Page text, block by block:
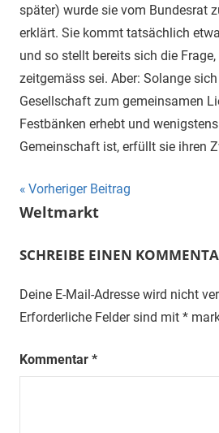
später) wurde sie vom Bundesrat
erklärt. Sie kommt tatsächlich
und so stellt bereits sich die
zeitgemäss sei. Aber: Solange
Gesellschaft zum gemeinsamen
Festbänken erhebt und
Gemeinschaft ist, erfüllt sie ihren
Beitragsnavigation
Vorheriger Beitrag
Weltmarkt
SCHREIBE EINEN
Deine E-Mail-Adresse wird nicht
Erforderliche Felder sind mit *
Kommentar *